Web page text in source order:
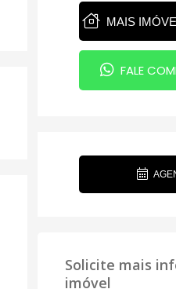
MAIS
FALE
Solicite mais
imóvel